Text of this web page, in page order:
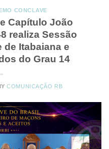
CONCLAVE
Capítulo João
realiza Sessão
de Itabaiana e
do Grau 14
COMUNICAÇÃO RB